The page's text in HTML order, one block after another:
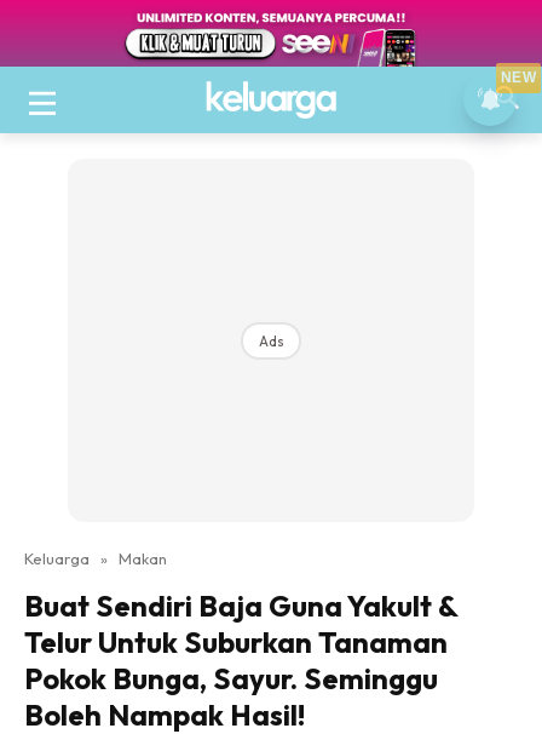
Ads
Keluarga » Makan
Buat Sendiri Baja Guna Yakult &
Telur Untuk Suburkan Tanaman
Pokok Bunga, Sayur. Seminggu
Boleh Nampak Hasil!
NEW